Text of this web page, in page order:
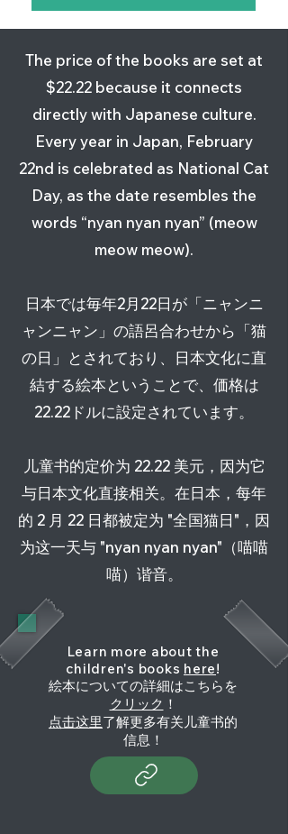
Seasonal Den Chan™
Plush・季節限定デンちゃんの
ぬいぐるみ・有限季节的Den
酱的毛绒玩具
Excluding Sales Tax Shipping Policy
(JPN/ENG, 日英) デンちゃん
海を渡った猫・Den Chan
The Cat Who Crossed the
Ocean©
Excluding Sales Tax Shipping Policy
(ENG/CHI, 英中) Den Chan
The Cat Who Crossed the
Ocean©・Den酱 漂洋过海的
Excluding Sales Tax Shipping Policy
(CHI/JPN, 中日) Den酱 漂洋
过海的猫・デンちゃん 海を渡
った猫
Excluding Sales Tax | Shipping Policy
Den Chan™ Plush・デンちゃ
んのぬいぐるみ・Den酱的毛
绒玩具
Excluding Sales Tax | Shipping Policy
Den Chan™ T-Shirts・デンち
ゃんＴシャツ・Den酱体恤衫
Den Chan™ Sticker・デンち
ゃんステッカー・Den酱的贴
纸
Excluding Sales Tax | Shipping Policy
The price of the books are set at
$22.22 because it connects
directly with Japanese culture.
Every year in Japan, February
22nd is celebrated as National Cat
Day, as the date resembles the
words “nyan nyan nyan” (meow
meow meow).
日本では毎年2月22日が「ニャンニ
ャンニャン」の語呂合わせから「猫
の日」とされており、日本文化に直
結する絵本ということで、価格は
22.22ドルに設定されています。
儿童书的定价为 22.22 美元，因为它
与日本文化直接相关。在日本，每年
的 2 月 22 日都被定为 "全国猫日"，因
为这一天与 "nyan nyan nyan"（喵喵
喵）谐音。
Learn more about the
children's books here!
絵本についての詳細はこちらを
クリック ！
点击这里了解更多有关儿童书的
信息！